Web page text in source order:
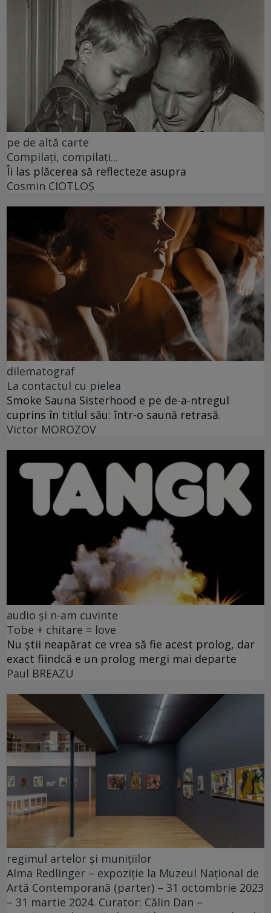
pe de altă carte
Compilați, compilați...
Îi las plăcerea să reflecteze asupra
Cosmin CIOTLOŞ
dilematograf
La contactul cu pielea
Smoke Sauna Sisterhood e pe de-a-ntregul
cuprins în titlul său: într-o saună retrasă.
Victor MOROZOV
audio și n-am cuvinte
Tobe + chitare = love
Nu știi neapărat ce vrea să fie acest prolog, dar
exact fiindcă e un prolog mergi mai departe
Paul BREAZU
regimul artelor și munițiilor
Alma Redlinger – expoziție la Muzeul Național de
Artă Contemporană (parter) – 31 octombrie 2023
– 31 martie 2024. Curator: Călin Dan –